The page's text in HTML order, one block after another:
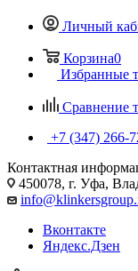
Личный
Корзина0
Избранные
Сравнение
+7 (347) 266-
Контактная
450078, г. Уфа,
Вконтакте
Яндекс.Дзен